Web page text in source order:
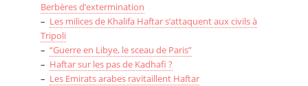
Berbères d’extermination
– Les milices de Khalifa Haftar s’attaquent aux civils à
Tripoli
– “Guerre en Libye, le sceau de Paris”
– Haftar sur les pas de Kadhafi ?
– Les Emirats arabes ravitaillent Haftar